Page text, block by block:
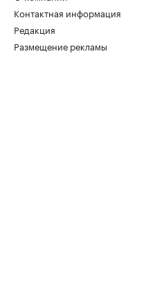
Контактная информация
Редакция
Размещение рекламы